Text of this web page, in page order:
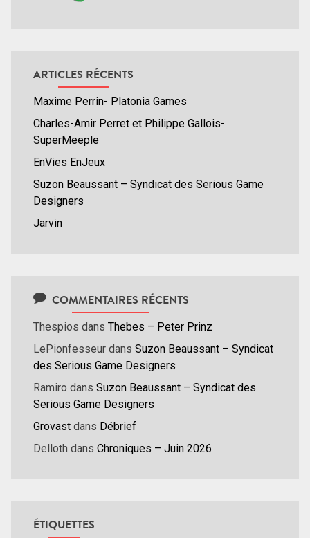
ARTICLES RÉCENTS
Maxime Perrin- Platonia Games
Charles-Amir Perret et Philippe Gallois-
SuperMeeple
EnVies EnJeux
Suzon Beaussant – Syndicat des Serious Game
Designers
Jarvin
COMMENTAIRES RÉCENTS
Thespios dans Thebes – Peter Prinz
LePionfesseur dans Suzon Beaussant – Syndicat
des Serious Game Designers
Ramiro dans Suzon Beaussant – Syndicat des
Serious Game Designers
Grovast dans Débrief
Delloth dans Chroniques – Juin 2026
ÉTIQUETTES